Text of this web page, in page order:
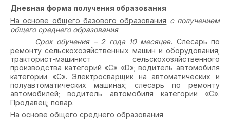
Дневная форма получения образования
На основе общего базового образования с получением
общего среднего образования
Срок обучения – 2 года 10 месяцев. Слесарь по
ремонту сельскохозяйственных машин и оборудования;
тракторист-машинист сельскохозяйственного
производства категорий «С» «D»; водитель автомобиля
категории «С». Электросварщик на автоматических и
полуавтоматических машинах; слесарь по ремонту
автомобилей; водитель автомобиля категории «С».
Продавец; повар.
На основе общего среднего образования